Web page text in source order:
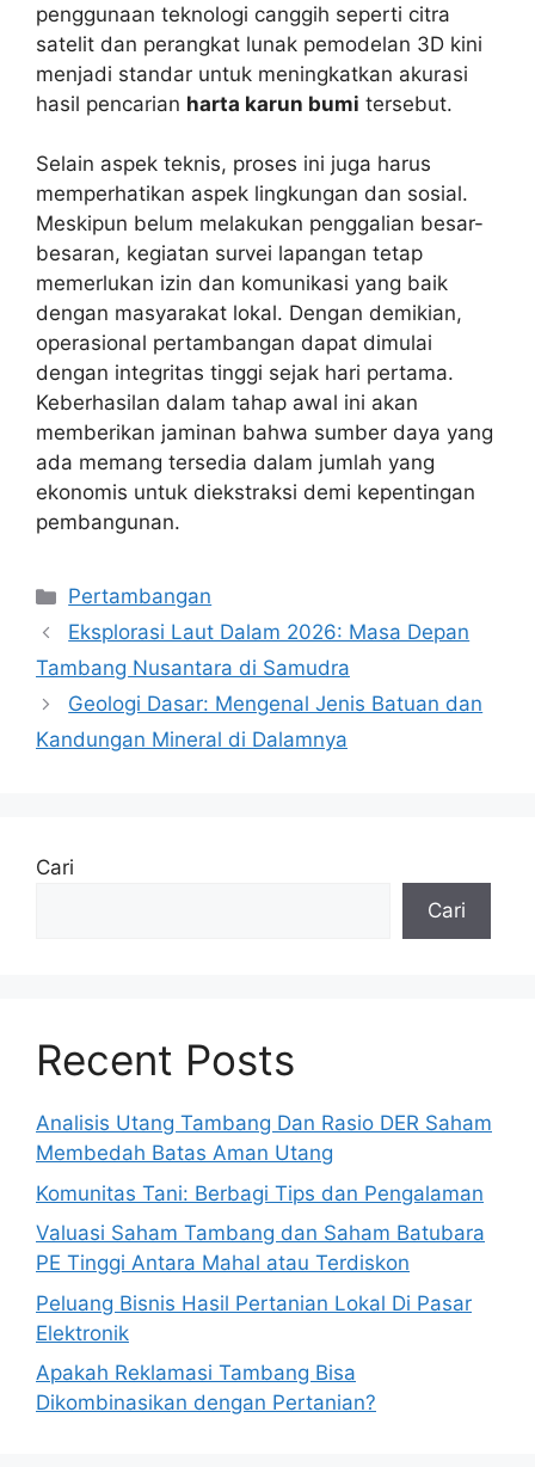
penggunaan teknologi canggih seperti citra
satelit dan perangkat lunak pemodelan 3D kini
menjadi standar untuk meningkatkan akurasi
hasil pencarian harta karun bumi tersebut.
Selain aspek teknis, proses ini juga harus
memperhatikan aspek lingkungan dan sosial.
Meskipun belum melakukan penggalian besar-
besaran, kegiatan survei lapangan tetap
memerlukan izin dan komunikasi yang baik
dengan masyarakat lokal. Dengan demikian,
operasional pertambangan dapat dimulai
dengan integritas tinggi sejak hari pertama.
Keberhasilan dalam tahap awal ini akan
memberikan jaminan bahwa sumber daya yang
ada memang tersedia dalam jumlah yang
ekonomis untuk diekstraksi demi kepentingan
pembangunan.
Kategori
Pertambangan
Eksplorasi Laut Dalam 2026: Masa Depan
Tambang Nusantara di Samudra
Geologi Dasar: Mengenal Jenis Batuan dan
Kandungan Mineral di Dalamnya
Cari
Cari
Recent Posts
Analisis Utang Tambang Dan Rasio DER Saham
Membedah Batas Aman Utang
Komunitas Tani: Berbagi Tips dan Pengalaman
Valuasi Saham Tambang dan Saham Batubara
PE Tinggi Antara Mahal atau Terdiskon
Peluang Bisnis Hasil Pertanian Lokal Di Pasar
Elektronik
Apakah Reklamasi Tambang Bisa
Dikombinasikan dengan Pertanian?